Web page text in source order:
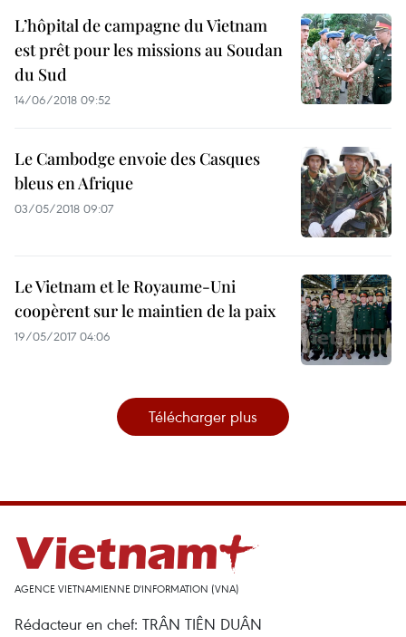
L’hôpital de campagne du Vietnam
est prêt pour les missions au Soudan
du Sud
14/06/2018 09:52
Le Cambodge envoie des Casques
bleus en Afrique
03/05/2018 09:07
Le Vietnam et le Royaume-Uni
coopèrent sur le maintien de la paix
19/05/2017 04:06
Télécharger plus
AGENCE VIETNAMIENNE D'INFORMATION (VNA)
Rédacteur en chef: TRÂN TIÊN DUÂN